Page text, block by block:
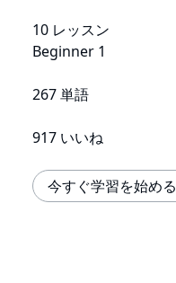
10 レッスン
Beginner 1
267 単語
917 いいね
今すぐ学習を始める